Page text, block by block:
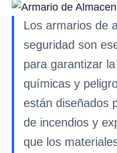
Los armarios de
seguridad son
para garantizar
químicas y
están diseñados
de incendios y
que los